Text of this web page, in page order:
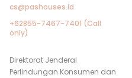
cs@pashouses.id
+62855-7467-7401 (Call
only)
Direktorat Jenderal
Perlindungan Konsumen dan